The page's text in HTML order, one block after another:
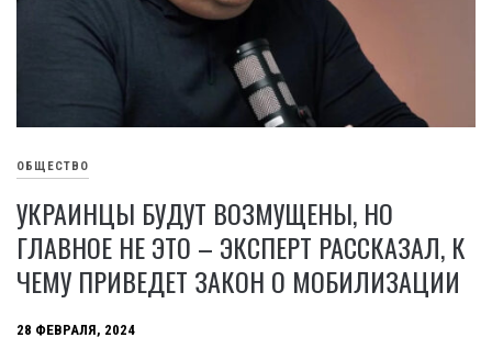
ОБЩЕСТВО
УКРАИНЦЫ БУДУТ ВОЗМУЩЕНЫ, НО
ГЛАВНОЕ НЕ ЭТО – ЭКСПЕРТ РАССКАЗАЛ, К
ЧЕМУ ПРИВЕДЕТ ЗАКОН О МОБИЛИЗАЦИИ
28 ФЕВРАЛЯ, 2024